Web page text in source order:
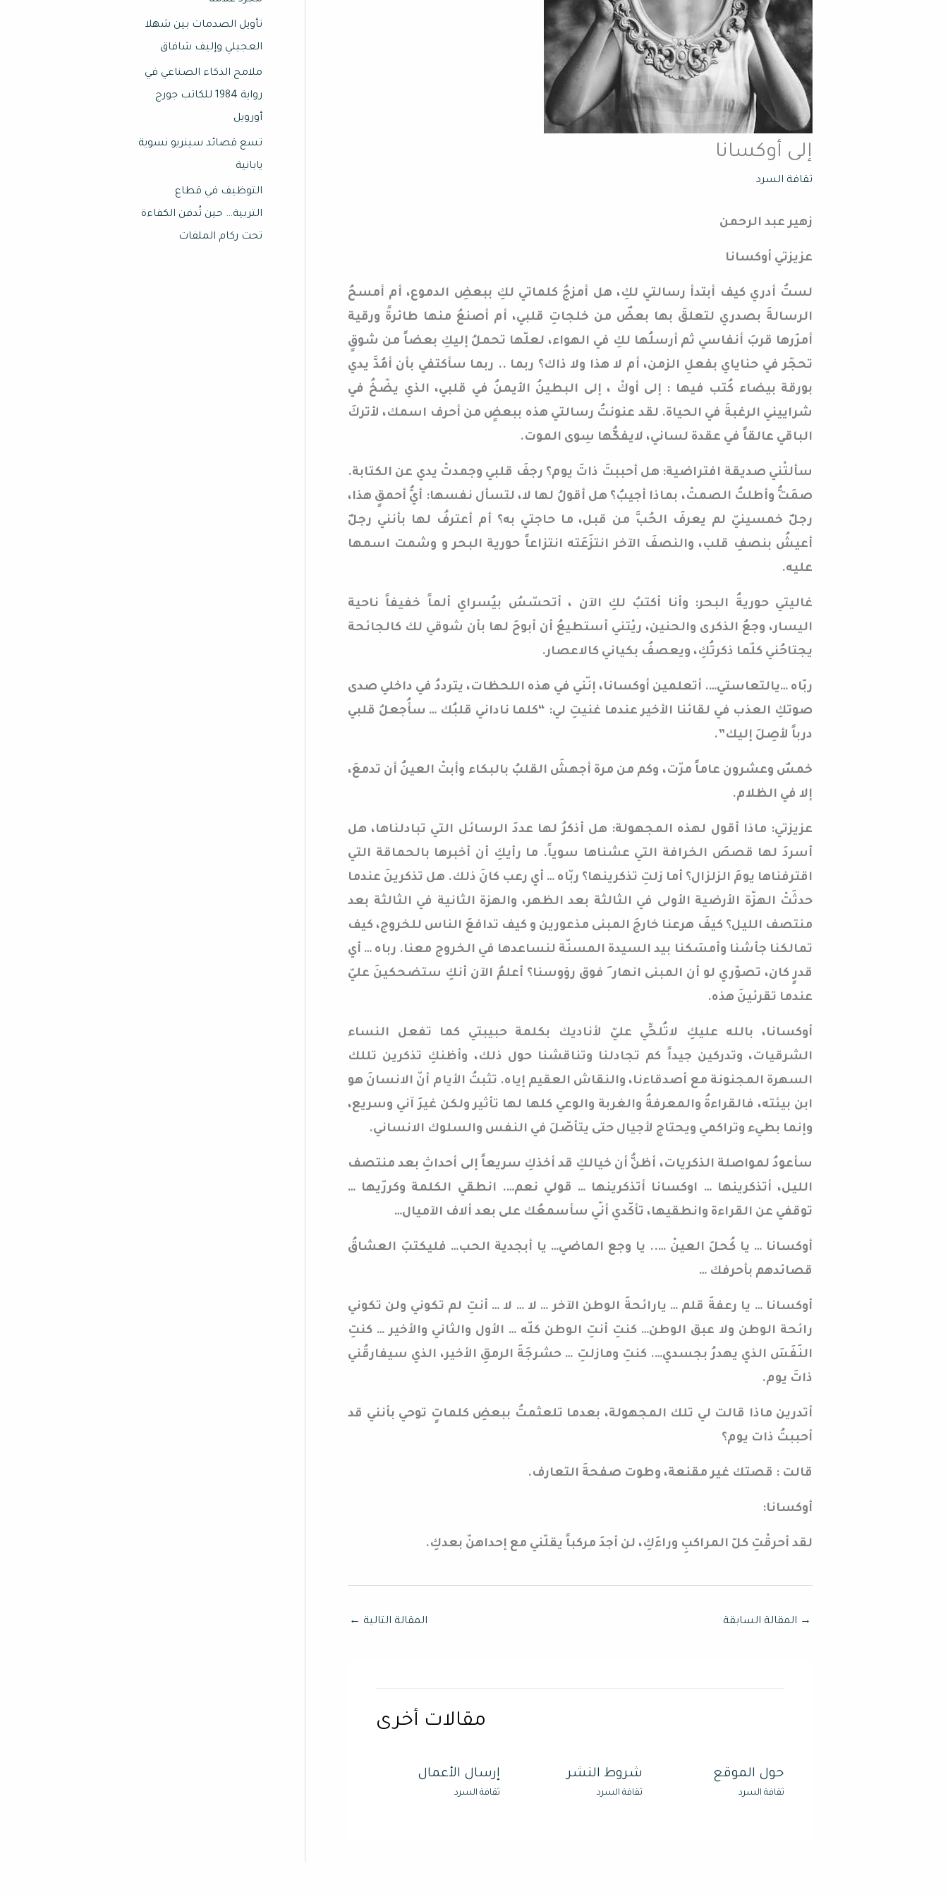
إلى أوكسانا
ثقافة السرد
زهير عبد الرحمن
عزيزتي أوكسانا
لستُ أدري كيف أبتدأ رسالتي لكِ، هل أمزجُ كلماتي لكِ ببعضِ الدموع، أم أمسحُ
الرسالةَ بصدري لتعلقَ بها بعضٌ من خلجاتِ قلبي، أم أصنعُ منها طائرةً ورقية
أمرّرها قربَ أنفاسي ثم أرسلُها لكِ في الهواء، لعلّها تحملُ إليكِ بعضاً من شوقٍ
تحجّر في حناياي بفعلِ الزمن، أم لا هذا ولا ذاك؟ ربما .. ربما سأكتفي بأن أمُدَّ يدي
بورقة بيضاء كُتب فيها : إلى أوكْ ، إلى البطينُ الأيمنُ في قلبي، الذي يضّخُ في
شراييني الرغبةَ في الحياة. لقد عنونتُ رسالتي هذه ببعضٍ من أحرف اسمك، لأتركَ
الباقي عالقاً في عقدة لساني، لايفكُّها سِوى الموت.
سألتْني صديقة افتراضية: هل أحببتَ ذاتَ يوم؟ رجفَ قلبي وجمدتْ يدي عن الكتابة.
صمَتُّ وأطلتُ الصمتْ، بماذا أجيبُ؟ هل أقولُ لها لا، لتسأل نفسها: أيُّ أحمقٍ هذا،
رجلٌ خمسينيّ لم يعرفَ الحُبَّ من قبل، ما حاجتي به؟ أم أعترفُ لها بأنني رجلٌ
أعيشُ بنصفِ قلب، والنصفَ الآخر انتزَعَته انتزاعاً حورية البحر و وشمت اسمها
عليه.
غاليتي حوريةُ البحر: وأنا أكتبُ لكِ الآن ، أتحسّسُ بيُسراي ألماً خفيفاً ناحية
اليسار، وجعُ الذكرى والحنين، ريْتني أستطيعُ أن أبوحَ لها بأن شوقي لك كالجائحة
يجتاحُني كلّما ذكرتُكِ، ويعصفُ بكياني كالاعصار.
ربّاه …يالتعاستي…. أتعلمين أوكسانا، إنّني في هذه اللحظات، يترددُ في داخلي صدى
صوتكِ العذب في لقائنا الأخير عندما غنيتِ لي: “كلما ناداني قلبُك … سأُجعلُ قلبي
درباً لأصِلَ إليك”.
خمسٌ وعشرون عاماً مرّت، وكم من مرة أجهشَ القلبُ بالبكاء وأبتْ العينُ أن تدمعَ،
إلا في الظلام.
عزيزتي: ماذا أقول لهذه المجهولة: هل أذكرُ لها عددَ الرسائل التي تبادلناها، هل
أسردَ لها قصصَ الخرافة التي عشناها سوياً. ما رأيكِ أن أخبرها بالحماقة التي
اقترفناها يومَ الزلزال؟ أما زلتِ تذكرينها؟ ربّاه … أي رعب كانَ ذلك. هل تذكرينَ عندما
حدثَتْ الهزّة الأرضية الأولى في الثالثة بعد الظهر، والهزة الثانية في الثالثة بعد
منتصف الليل؟ كيفَ هرعنا خارجَ المبنى مذعورين و كيف تدافعَ الناس للخروج، كيف
تمالكنا جأشنا وأمسَكنا بيد السيدة المسنّة لنساعدها في الخروج معنا. رباه … أي
قدرٍ كان، تصوّري لو أن المبنى انهار َ فوق رؤوسنا؟ أعلمُ الآن أنكِ ستضحكينَ عليّ
عندما تقرئينَ هذه.
أوكسانا، بالله عليكِ لاتُلحِّي عليّ لأناديك بكلمة حبيبتي كما تفعل النساء
الشرقيات، وتدركين جيداً كم تجادلنا وتناقشنا حول ذلك، وأظنكِ تذكرين تللك
السهرة المجنونة مع أصدقاءنا، والنقاش العقيم إياه. تثبتُ الأيام أنّ الانسانَ هو
ابن بيئته، فالقراءةُ والمعرفةُ والغربة والوعي كلها لها تأثير ولكن غيرَ آني وسريع،
وإنما بطيء وتراكمي ويحتاج لأجيال حتى يتأصّلَ في النفس والسلوك الانساني.
سأعودُ لمواصلة الذكريات، أظنُّ أن خيالكِ قد أخذكِ سريعاً إلى أحداثِ بعد منتصف
الليل، أتذكرينها … اوكسانا أتذكرينها … قولي نعم…. انطقي الكلمة وكررّيها …
توقفي عن القراءة وانطقيها، تأكّدي أنّي سأسمعُك على بعد ألاف الآميال…
أوكسانا … يا كُحلَ العينْ ….. يا وجع الماضي… يا أبجدية الحب… فليكتبَ العشاقُ
قصائدهم بأحرفك …
أوكسانا … يا رعفةَ قلم … يارائحةَ الوطن الآخر … لا … لا … أنتِ لم تكوني ولن تكوني
رائحة الوطن ولا عبق الوطن… كنتِ أنتِ الوطن كلّه … الأول والثاني والأخير … كنتِ
النَفَسَ الذي يهدرُ بجسدي…. كنتِ ومازلتِ … حشرجَةَ الرمقِ الأخير، الذي سيفارقُني
ذاتَ يوم.
أتدرين ماذا قالت لي تلك المجهولة، بعدما تلعثمتُ ببعضِ كلماتٍ توحي بأنني قد
أحببتُ ذات يوم؟
قالت : قصتك غير مقنعة، وطوت صفحةَ التعارف.
أوكسانا:
لقد أحرقْتِ كلّ المراكبِ وراءَكِ، لن أجدَ مركباً يقلّني مع إحداهنّ بعدكِ.
→ المقالة السابقة المقالة التالية ←
مقالات أخرى
حول الموقع
ثقافة السرد
شروط النشر
ثقافة السرد
إرسال الأعمال
ثقافة السرد
تأويل الصدمات بين شهلا
العجيلي وإليف شافاق
ملامح الذكاء الصناعي في
رواية 1984 للكاتب جورج
أورويل
تسع قصائد سينريو نسوية
يابانية
التوظيف في قطاع
التربية… حين تُدفن الكفاءة
تحت ركام الملفات